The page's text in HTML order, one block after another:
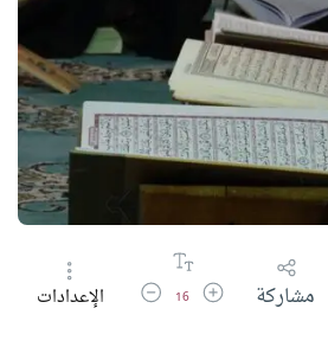
مشاركة زيادة حجم الخط
16 تقليل حجم الخط
الإعدادات